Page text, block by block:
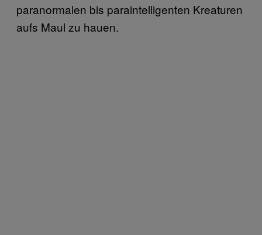
paranormalen bis paraintelligenten Kreaturen
aufs Maul zu hauen.